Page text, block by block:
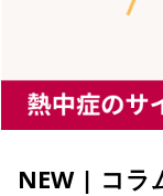
NEW | コラ